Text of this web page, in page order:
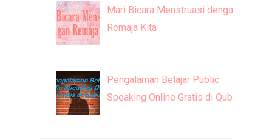
Mari Bicara Menstruasi dengan
Remaja Kita
Pengalaman Belajar Public
Speaking Online Gratis di Qubisa